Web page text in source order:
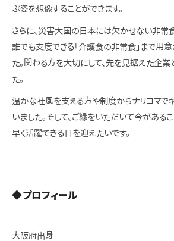
ぶ姿を想像することができます。
さらに、災害大国の日本には欠かせない非常食
誰でも支度できる「介護食の非常食」まで用
た。関わる方を大切にして、先を見据えた企
た。
温かな社風を支える方や制度からナリコマで
いました。そして、ご縁をいただいて今がある
早く活躍できる日を迎えたいです。
◆プロフィール
大阪府出身